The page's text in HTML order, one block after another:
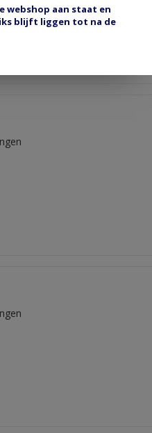
webshop aan staat en
blijft liggen tot na de